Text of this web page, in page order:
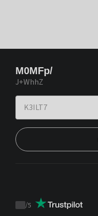
M0MFp/
J+WhhZ
Trustpilot
/5